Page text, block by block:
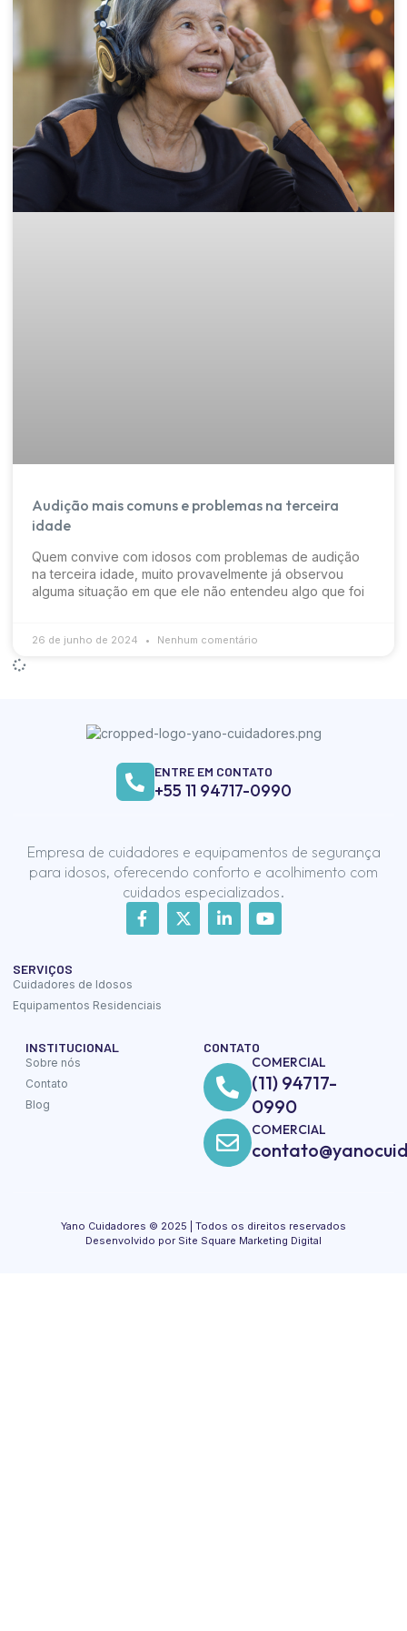
Audição mais comuns e problemas na terceira
idade
Quem convive com idosos com problemas de audição
na terceira idade, muito provavelmente já observou
alguma situação em que ele não entendeu algo que foi
26 de junho de 2024 Nenhum comentário
ENTRE EM CONTATO
+55 11 94717-0990
Empresa de cuidadores e equipamentos de segurança
para idosos, oferecendo conforto e acolhimento com
cuidados especializados.
SERVIÇOS
Cuidadores de Idosos
Equipamentos Residenciais
INSTITUCIONAL
Sobre nós
Contato
Blog
CONTATO
COMERCIAL
(11) 94717-
0990
COMERCIAL
Yano Cuidadores © 2025 | Todos os direitos reservados
Desenvolvido por Site Square Marketing Digital